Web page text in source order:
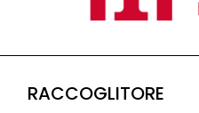
RACCOGLITORE